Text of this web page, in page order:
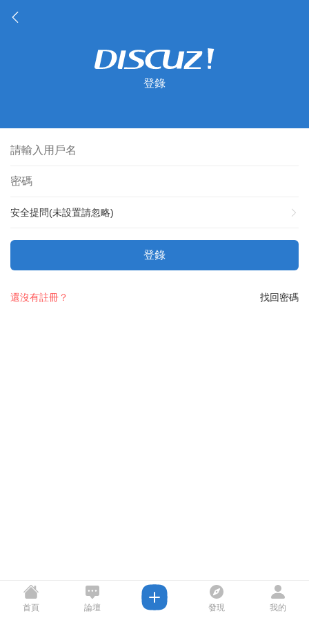
登錄
安全提問(未設置請忽略)
登錄
找回密碼
還沒有註冊？
首頁 論壇 發現 我的